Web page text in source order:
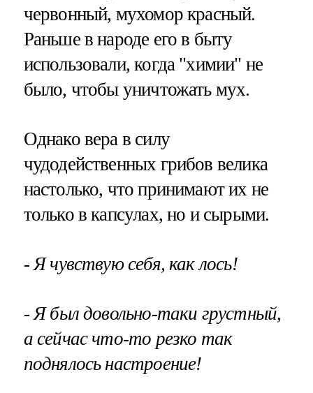
червонный, мухомор красный.
Раньше в народе его в быту
использовали, когда "химии" не
было, чтобы уничтожать мух.
Однако вера в силу
чудодейственных грибов велика
настолько, что принимают их не
только в капсулах, но и сырыми.
- Я чувствую себя, как лось!
- Я был довольно-таки грустный,
а сейчас что-то резко так
поднялось настроение!